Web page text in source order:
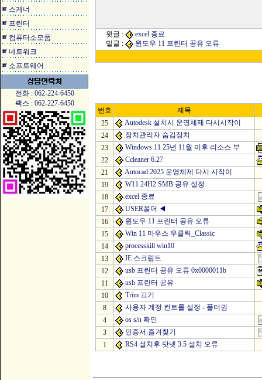
스케너
프린터
컴퓨터소모품
네트워크
소프트웨어
전화 : 062-224-6450
팩스 : 062-227-6450
윗글 :
excel 종료
밑글 :
윈도우 11 프린터 공유 오류
번호
제목
25
Autodesk 설치시 운영체제 다시시작이
24
장치관리자 숨김장치
23
Windows 11 25년 11월 이후 리소스 부
22
Ccleaner 6.27
21
Autocad 2025 운영체제 다시 시작이
19
W11 24H2 SMB 공유 설정
18
excel 종료
17
USER폴더 ◀
16
윈도우 11 프린터 공유 오류
15
Win 11 마우스 우클릭_Classic
14
processkill win10
13
IE 스크립트
12
usb 프린터 공유 오류 0x0000011b
11
usb 프린터 공유
10
Trim 끄기
8
사용자 계정 컨트롤 설정 - 폴더권
4
os s/n 확인
3
인증서,즐겨찾기
1
RS4 설치후 닷넷 3.5 설치 오류